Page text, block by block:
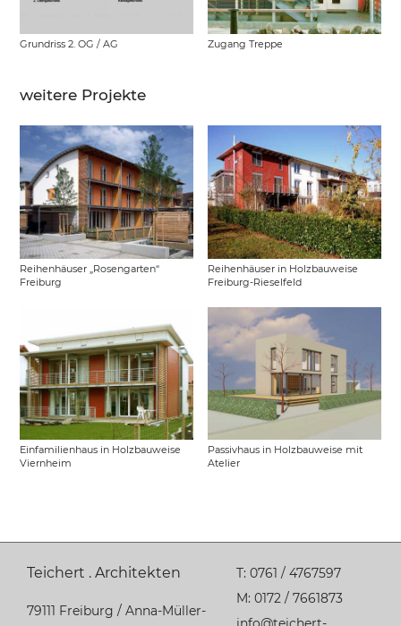
Grundriss 2. OG / AG Zugang Treppe
weitere Projekte
Reihenhäuser „Rosengarten“
Freiburg
Reihenhäuser in Holzbauweise
Freiburg-Rieselfeld
Einfamilienhaus in Holzbauweise
Viernheim
Passivhaus in Holzbauweise mit
Atelier
Teichert . Architekten
79111 Freiburg / Anna-Müller-
T: 0761 / 4767597
M: 0172 / 7661873